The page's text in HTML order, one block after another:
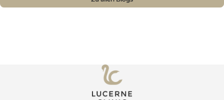
kostenlose Beratung an, wir freuen uns auf Sie.